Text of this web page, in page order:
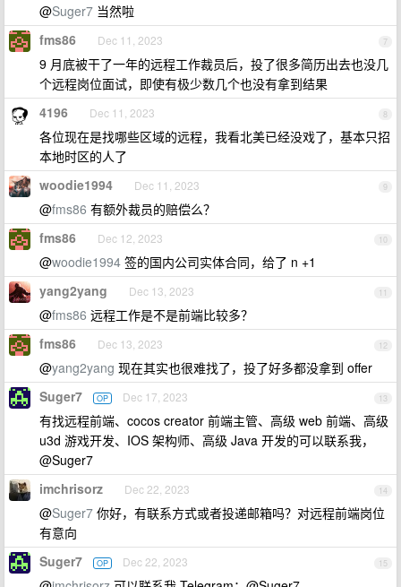
@Suger7 当然啦
7
fms86 Dec 11, 2023
9 月底被干了一年的远程工作裁员后，投了很多简历出去也没几
个远程岗位面试，即使有极少数几个也没有拿到结果
8
4196 Dec 11, 2023
各位现在是找哪些区域的远程，我看北美已经没戏了，基本只招
本地时区的人了
9
woodie1994 Dec 11, 2023
@fms86 有额外裁员的赔偿么？
10
fms86 Dec 12, 2023
@woodie1994 签的国内公司实体合同，给了 n +1
11
yang2yang Dec 13, 2023
@fms86 远程工作是不是前端比较多？
12
fms86 Dec 13, 2023
@yang2yang 现在其实也很难找了，投了好多都没拿到 offer
13
Suger7 OP Dec 17, 2023
有找远程前端、cocos creator 前端主管、高级 web 前端、高级
u3d 游戏开发、IOS 架构师、高级 Java 开发的可以联系我，
@Suger7
14
imchrisorz Dec 22, 2023
@Suger7 你好，有联系方式或者投递邮箱吗？对远程前端岗位
有意向
15
Suger7 OP Dec 22, 2023